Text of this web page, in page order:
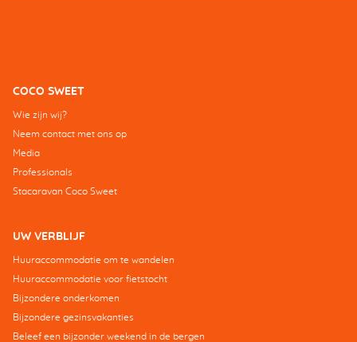
COCO SWEET
Wie zijn wij?
Neem contact met ons op
Media
Professionals
Stacaravan Coco Sweet
UW VERBLIJF
Huuraccommodatie om te wandelen
Huuraccommodatie voor fietstocht
Bijzondere onderkomen
Bijzondere gezinsvakanties
Beleef een bijzonder weekend in de bergen